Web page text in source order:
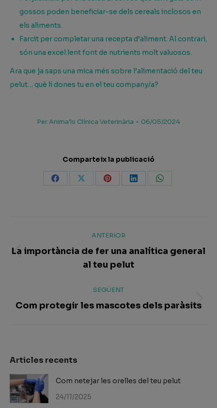
gossos poden beneficiar-se dels cereals inclosos en
els aliments.
Farcit per completar una recepta d’aliment. Al contrari,
són una excel.lent font de nutrients molt valuosos.
Ara que ja saps una mica més sobre l’alimentació del teu
pelut… què li dones tu en el teu company/a?
PerAnima'ls Clínica Veterinària 06/05/2024
Comparteix la publicació
Share Share Share Share Share
ANTERIOR
arterior:
La importància de fer una analítica general
al teu pelut
SEGÜENT
Article
Com protegir les mascotes dels paràsits
Articles recents
Com netejar les orelles del teu pelut
24/11/2025